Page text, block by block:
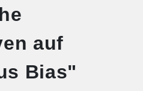
auf
Bias"